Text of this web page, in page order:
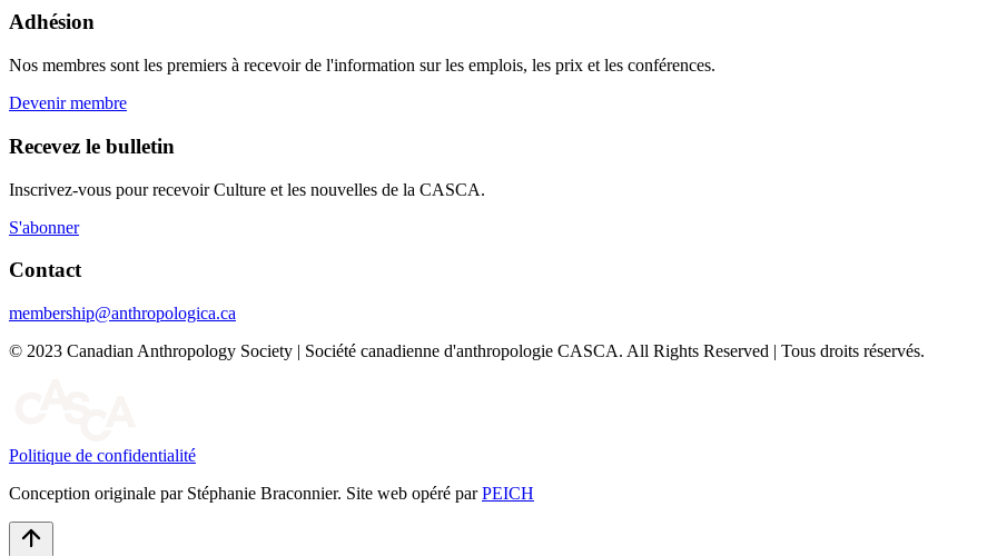
Adhésion
Nos membres sont les premiers à recevoir de l'information sur les emplois, les prix et les conférences.
Devenir membre
Recevez le bulletin
Inscrivez-vous pour recevoir Culture et les nouvelles de la CASCA.
S'abonner
Contact
membership@anthropologica.ca
© 2023 Canadian Anthropology Society | Société canadienne d'anthropologie CASCA. All Rights Reserved | Tous droits réservés.
Politique de confidentialité
Conception originale par Stéphanie Braconnier. Site web opéré parPEICH